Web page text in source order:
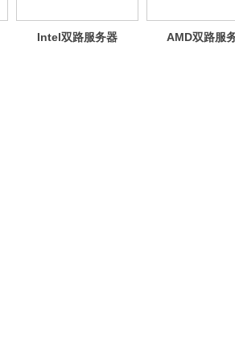
Intel双路服务器 AMD双路